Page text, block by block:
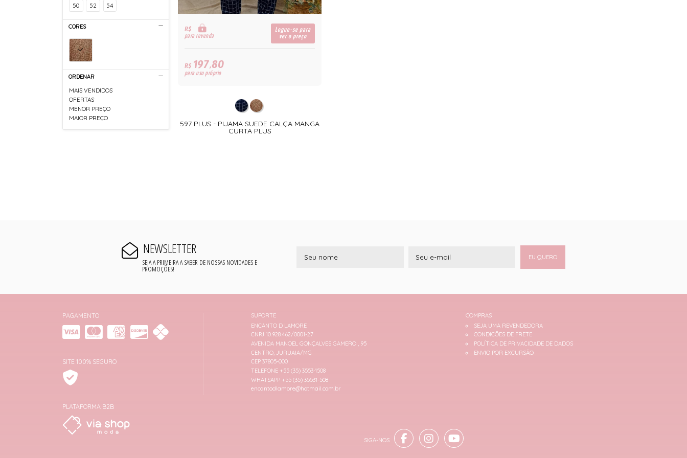
50 52 54
CORES
ORDENAR
MAIS VENDIDOS
OFERTAS
MENOR PREÇO
MAIOR PREÇO
R$
para revenda
Logue-se para
ver o preço
R$197,80
para uso próprio
597 PLUS - PIJAMA SUEDE CALÇA MANGA
CURTA PLUS
NEWSLETTER
SEJA A PRIMEIRA A SABER DE NOSSAS NOVIDADES E
PROMOÇÕES!
EU QUERO
PAGAMENTO
SITE 100% SEGURO
PLATAFORMA B2B
SUPORTE
ENCANTO D LAMORE
CNPJ 10.928.462/0001-27
AVENIDA MANOEL GONÇALVES GAMERO , 95
CENTRO, JURUAIA/MG
CEP 37805-000
TELEFONE +55 (35) 3553-1508
WHATSAPP +55 (35) 35531-508
encantodlamore@hotmail.com.br
COMPRAS
SEJA UMA REVENDEDORA
CONDIÇÕES DE FRETE
POLÍTICA DE PRIVACIDADE DE DADOS
ENVIO POR EXCURSÃO